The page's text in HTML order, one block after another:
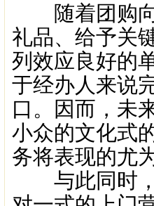
随着团购向
礼品、给予关
列效应良好的
于经办人来说
口。因而，未
小众的文化式
务将表现的尤
与此同时，